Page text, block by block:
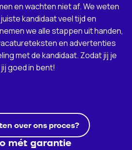
en wachten niet af. We weten
kandidaat veel tijd en
we alle stappen uit handen,
en advertenties
met de kandidaat. Zodat jij je
goed in bent!
over ons proces?
mét garantie